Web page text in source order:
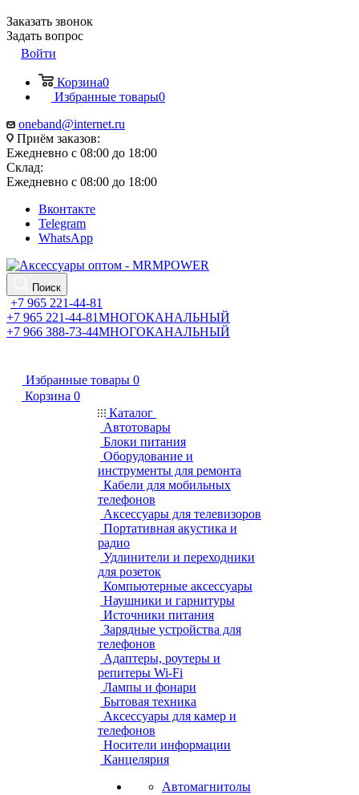
Заказать звонок
Задать вопрос
Войти
Корзина0
Избранные товары0
oneband@internet.ru
Приём заказов:
Ежедневно с 08:00 до 18:00
Склад:
Ежедневно с 08:00 до 18:00
Вконтакте
Telegram
WhatsApp
Поиск
+7 965 221-44-81
+7 965 221-44-81МНОГОКАНАЛЬНЫЙ
+7 966 388-73-44МНОГОКАНАЛЬНЫЙ
Избранные товары 0
Корзина 0
Каталог
Автотовары
Блоки питания
Оборудование и
инструменты для ремонта
Кабели для мобильных
телефонов
Аксессуары для телевизоров
Портативная акустика и
радио
Удлинители и переходники
для розеток
Компьютерные аксессуары
Наушники и гарнитуры
Источники питания
Зарядные устройства для
телефонов
Адаптеры, роутеры и
репитеры Wi-Fi
Лампы и фонари
Бытовая техника
Аксессуары для камер и
телефонов
Носители информации
Канцелярия
Автомагнитолы